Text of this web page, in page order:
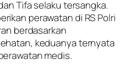
Tifa selaku tersangka.
perawatan di RS Polri
berdasarkan
keduanya ternyata
medis.